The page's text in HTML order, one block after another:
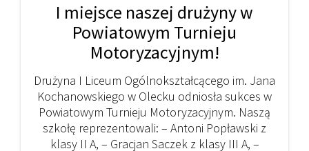
I miejsce naszej drużyny w
Powiatowym Turnieju
Motoryzacyjnym!
Drużyna I Liceum Ogólnokształcącego im. Jana
Kochanowskiego w Olecku odniosła sukces w
Powiatowym Turnieju Motoryzacyjnym. Naszą
szkołę reprezentowali: – Antoni Popławski z
klasy II A, – Gracjan Saczek z klasy III A, –